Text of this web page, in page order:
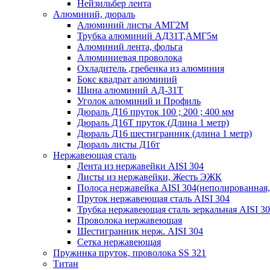
Нейзильбер лента
Алюминий, дюраль
Алюминий листы АМГ2М
Трубка алюминий АД31Т,АМГ5м
Алюминий лента, фольга
Алюминиевая проволока
Охладитель ,гребенка из алюминия
Бокс квадрат алюминий
Шина алюминий АД-31Т
Уголок алюминий и Профиль
Дюраль Д16 пруток 100 ; 200 ; 400 мм
Дюраль Д16Т пруток (Длина 1 метр)
Дюраль Д16 шестигранник (длина 1 метр)
Дюраль листы Д16т
Нержавеющая сталь
Лента из нержавейки AISI 304
Листы из нержавейки, Жесть ЭЖК
Полоса нержавейка АISI
Пруток нержавеющая сталь AISI 304
Трубка нержавеющая сталь зеркальная AISI
Проволока нержавеющая
Шестигранник нерж. AISI 304
Сетка нержавеющая
Пружинка пруток, проволока SS 321
Титан